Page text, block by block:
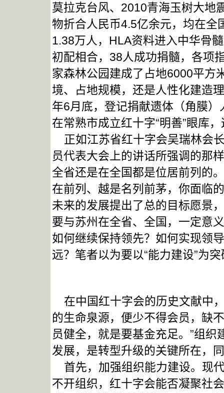
莫拉克台风、2010青海玉树大地
物折合人民币4.5亿余元，均在全
1.38万人，HLA资料进入中华骨
初配相合，38人成功捐髓，各项
家森林公园建成了占地6000平方
境、占地规模，还是人性化建造
年6月底，登记捐献遗体（角膜
在常熟市成立红十字“明善”眼库
正如江苏省红十字会吴瑞林会
员代表大会上的讲话所强调的那
全省还是在全国都是位居前列的
在前列、越是名列前茅，你面临
未来的发展提出了总的目标愿景
要与苏州在全省、全国，一定意
如何继续保持领先？如何实现领
远？笔者以为要以“能力建设”为
在中国红十字会的历史文献中
的生命泉源，便少不得会员，缺
员健全，就是要基金充足。”组
发展，是转型升级的关键所在，
首先，加强组织能力建设。现
不开组织，红十字会能否凝聚社